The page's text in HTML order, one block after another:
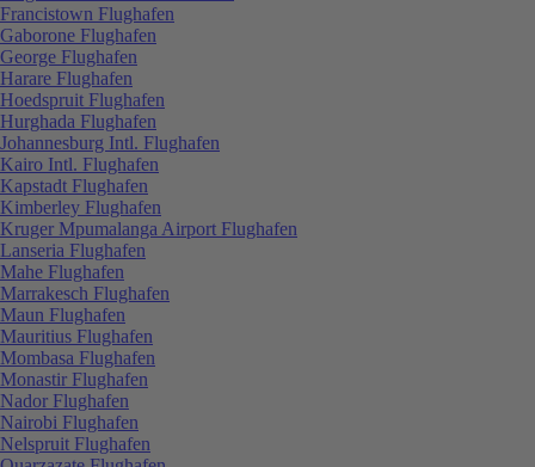
Francistown Flughafen
Gaborone Flughafen
George Flughafen
Harare Flughafen
Hoedspruit Flughafen
Hurghada Flughafen
Johannesburg Intl. Flughafen
Kairo Intl. Flughafen
Kapstadt Flughafen
Kimberley Flughafen
Kruger Mpumalanga Airport Flughafen
Lanseria Flughafen
Mahe Flughafen
Marrakesch Flughafen
Maun Flughafen
Mauritius Flughafen
Mombasa Flughafen
Monastir Flughafen
Nador Flughafen
Nairobi Flughafen
Nelspruit Flughafen